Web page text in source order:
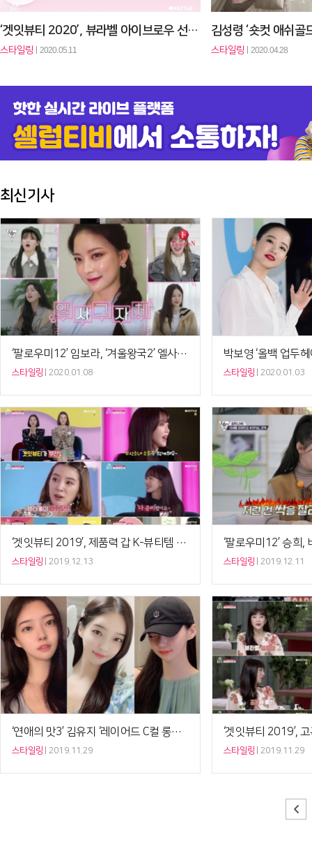
‘겟잇뷰티 2020’, 뷰라벨 아이브로우 선정 1위는? “1만 원대 자연…
스타일링 2020.05.11 스타일링 2020.04.28
최신기사
‘팔로우미12’ 임보라, ‘겨울왕국2’ 엘사 메이크업 …
스타일링 2020.01.08 스타일링 2020.01.03
‘겟잇뷰티 2019’, 제품력 갑 K-뷰티템 선별… 완…
스타일링 2019.12.13 스타일링 2019.12.11
‘연애의 맛3’ 김유지 ‘레이어드 C컬 롱헤어’, 정준…
스타일링 2019.11.29 스타일링 2019.11.29